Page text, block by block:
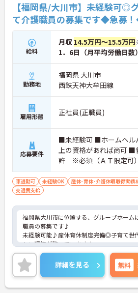
【福岡県/大川市】未経験可◎
て介護職員の募集です◆急
給料
月収 14.5万円～15.5万円
1．6日（月平均労働日数）
勤務地
福岡県 大川市
西鉄天神大牟田線
雇用形態 正社員(正職員)
応募要件
■未経験可 ■ホームヘルパー2級又はそれ以
上の資格があれば尚可 ■
許 ※必須（ＡＴ限定可）
車通勤可 未経験OK 産休･育休･介護休暇取得実績
交通費支給
福岡県大川市に位置する、グループホーム
職員の募集です♪
未経験可能♪産休育休制度完備◎子育て世
しい環境が整っています★
またマイカー通勤OK 無料駐車場完備なの
の通勤もラクラクです♪
ご興味ある方には、面接対策ポイントなど
詳細をお話しいたしますのでお気軽にご相
い。
詳細を見る 無料